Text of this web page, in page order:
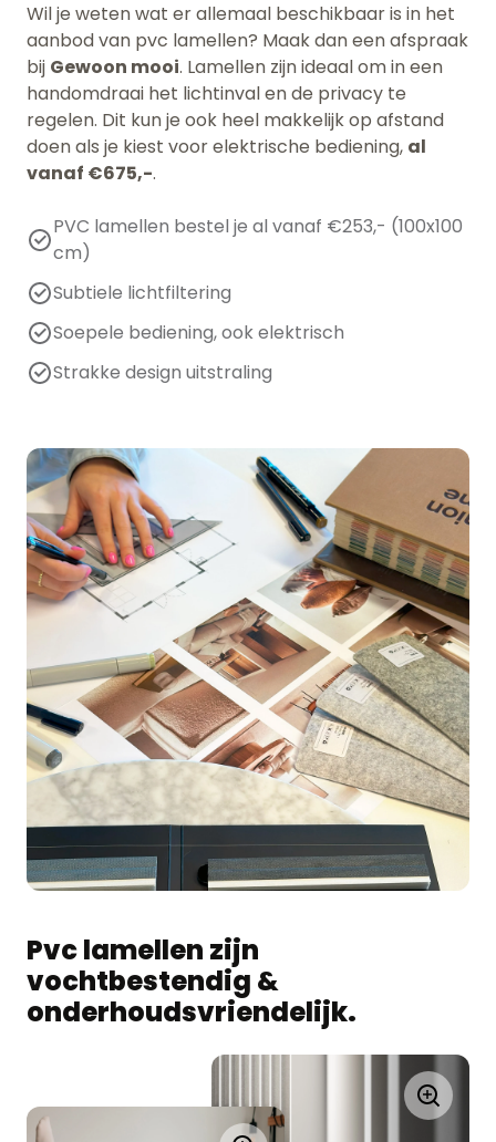
Wil je weten wat er allemaal beschikbaar is in het
aanbod van pvc lamellen? Maak dan een afspraak
bij Gewoon mooi. Lamellen zijn ideaal om in een
handomdraai het lichtinval en de privacy te
regelen. Dit kun je ook heel makkelijk op afstand
doen als je kiest voor elektrische bediening, al
vanaf €675,-.
PVC lamellen bestel je al vanaf €253,- (100x100
cm)
Subtiele lichtfiltering
Soepele bediening, ook elektrisch
Strakke design uitstraling
Pvc lamellen zijn
vochtbestendig &
onderhoudsvriendelijk.